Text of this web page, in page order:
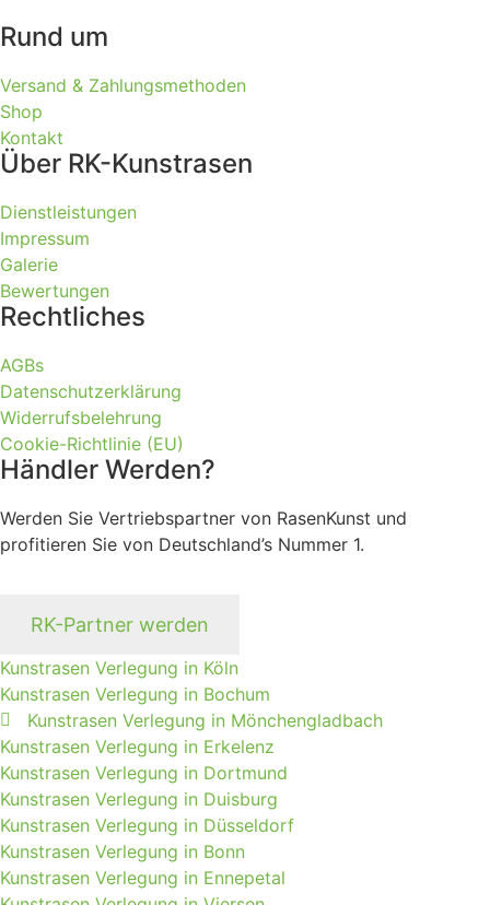
Rund um
Versand & Zahlungsmethoden
Shop
Kontakt
Über RK-Kunstrasen
Dienstleistungen
Impressum
Galerie
Bewertungen
Rechtliches
AGBs
Datenschutzerklärung
Widerrufsbelehrung
Cookie-Richtlinie (EU)
Händler Werden?
Werden Sie Vertriebspartner von RasenKunst und
profitieren Sie von Deutschland’s Nummer 1.
RK-Partner werden
Kunstrasen Verlegung in Köln
Kunstrasen Verlegung in Bochum
Kunstrasen Verlegung in Mönchengladbach
Kunstrasen Verlegung in Erkelenz
Kunstrasen Verlegung in Dortmund
Kunstrasen Verlegung in Duisburg
Kunstrasen Verlegung in Düsseldorf
Kunstrasen Verlegung in Bonn
Kunstrasen Verlegung in Ennepetal